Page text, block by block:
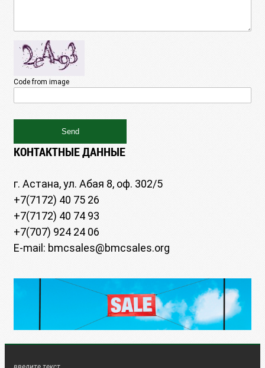
Code from image
КОНТАКТНЫЕ ДАННЫЕ
г. Астана, ул. Абая 8, оф. 302/5
+7(7172) 40 75 26
+7(7172) 40 74 93
+7(707) 924 24 06
E-mail: bmcsales@bmcsales.org